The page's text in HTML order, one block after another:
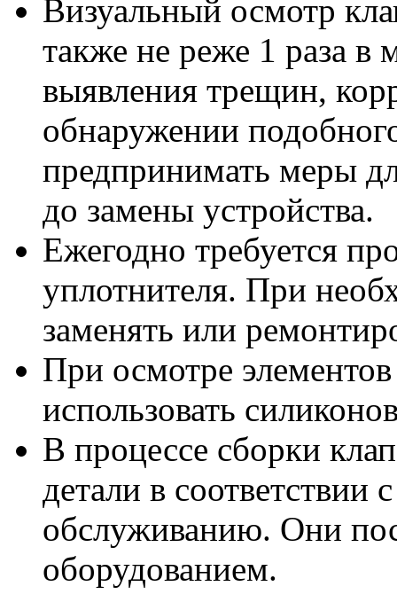
Визуальный осмотр
также не реже 1 раза
выявления трещин,
обнаружении
предпринимать меры
до замены устройства.
Ежегодно требуется
уплотнителя. При
заменять или
При осмотре элементов
использовать
В процессе сборки
детали в
обслуживанию. Они
оборудованием.